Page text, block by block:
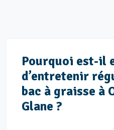
Pourquoi est-il
d’entretenir
bac à graisse à
Glane ?